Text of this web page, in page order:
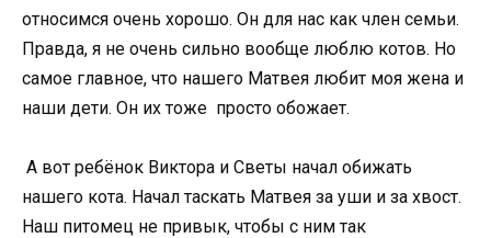
относимся очень хорошо. Он для нас как член семьи.
Правда, я не очень сильно вообще люблю котов. Но
самое главное, что нашего Матвея любит моя жена и
наши дети. Он их тоже просто обожает.
А вот ребёнок Виктора и Светы начал обижать
нашего кота. Начал таскать Матвея за уши и за хвост.
Наш питомец не привык, чтобы с ним так